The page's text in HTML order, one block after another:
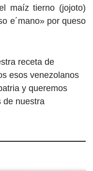
maíz tierno (jojoto)
e´mano» por queso
receta de
esos venezolanos
y queremos
de nuestra